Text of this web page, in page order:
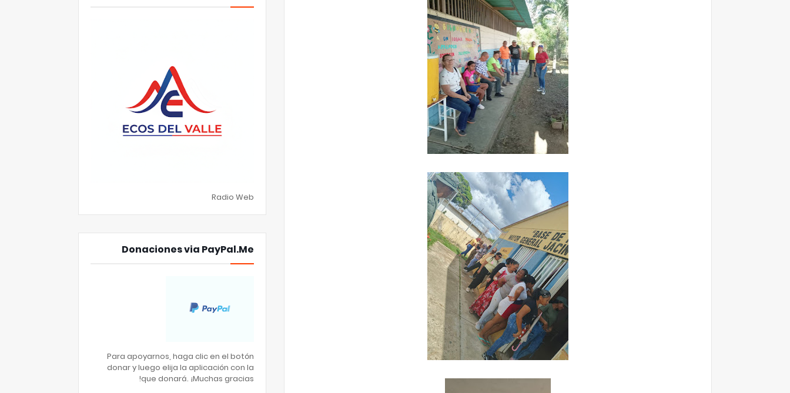
Radio Web
Donaciones via PayPal.Me
Para apoyarnos, haga clic en el botón
donar y luego elija la aplicación con la
que donará. ¡Muchas gracias!